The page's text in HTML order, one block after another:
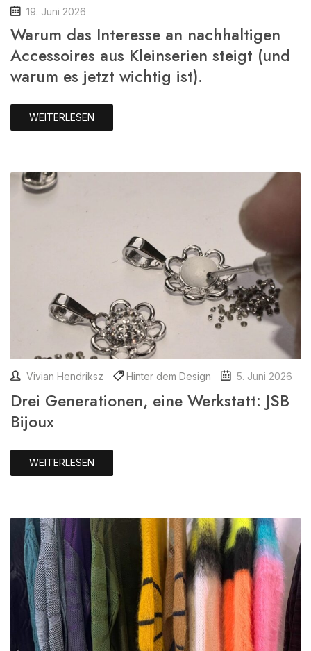
19. Juni 2026
Warum das Interesse an nachhaltigen
Accessoires aus Kleinserien steigt (und
warum es jetzt wichtig ist).
WEITERLESEN
Vivian Hendriksz Hinter dem Design 5. Juni 2026
Drei Generationen, eine Werkstatt: JSB
Bijoux
WEITERLESEN